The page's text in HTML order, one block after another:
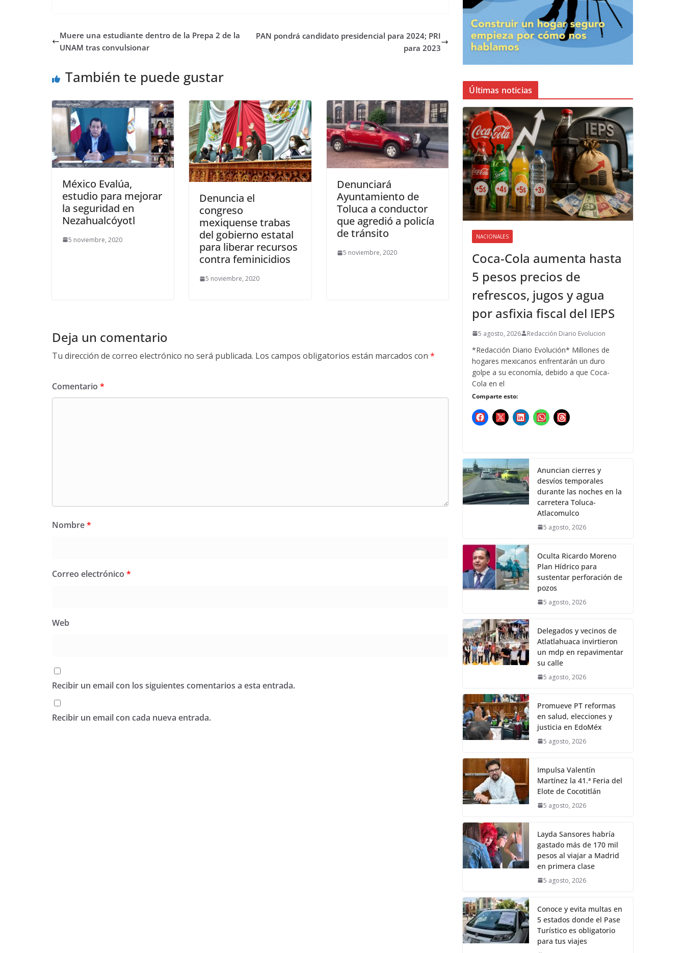
Muere una estudiante dentro de la Prepa 2 de la
UNAM tras convulsionar
PAN pondrá candidato presidencial para 2024; PRI
para 2023
También te puede gustar
México Evalúa,
estudio para mejorar
la seguridad en
Nezahualcóyotl
5 noviembre, 2020
Denuncia el
congreso
mexiquense trabas
del gobierno estatal
para liberar recursos
contra feminicidios
5 noviembre, 2020
Denunciará
Ayuntamiento de
Toluca a conductor
que agredió a policía
de tránsito
5 noviembre, 2020
Deja un comentario
Tu dirección de correo electrónico no será publicada. Los campos obligatorios están marcados con *
Comentario *
Nombre*
Correo electrónico *
Web
Recibir un email con los siguientes comentarios a esta entrada.
Recibir un email con cada nueva entrada.
Últimas noticias
NACIONALES
Coca-Cola aumenta hasta
5 pesos precios de
refrescos, jugos y agua
por asfixia fiscal del IEPS
5 agosto, 2026 Redacción Diario Evolucion
*Redacción Diario Evolución* Millones de
hogares mexicanos enfrentarán un duro
golpe a su economía, debido a que Coca-
Cola en el
Comparte esto:
Anuncian cierres y
desvíos temporales
durante las noches en la
carretera Toluca-
Atlacomulco
5 agosto, 2026
Oculta Ricardo Moreno
Plan Hídrico para
sustentar perforación de
pozos
5 agosto, 2026
Delegados y vecinos de
Atlatlahuaca invirtieron
un mdp en repavimentar
su calle
5 agosto, 2026
Promueve PT reformas
en salud, elecciones y
justicia en EdoMéx
5 agosto, 2026
Impulsa Valentín
Martínez la 41.ª Feria del
Elote de Cocotitlán
5 agosto, 2026
Layda Sansores habría
gastado más de 170 mil
pesos al viajar a Madrid
en primera clase
5 agosto, 2026
Conoce y evita multas en
5 estados donde el Pase
Turístico es obligatorio
para tus viajes